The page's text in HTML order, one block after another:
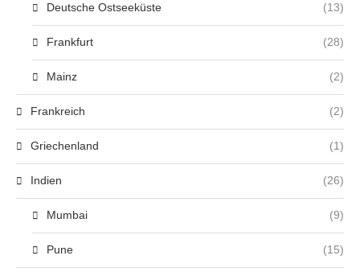
Deutsche Ostseeküste (13)
Frankfurt (28)
Mainz (2)
Frankreich (2)
Griechenland (1)
Indien (26)
Mumbai (9)
Pune (15)